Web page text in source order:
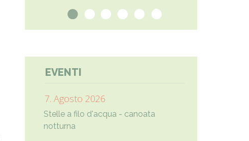
1 2 3 4 5 6
EVENTI
7. Agosto 2026
Stelle a filo d'acqua - canoata
notturna